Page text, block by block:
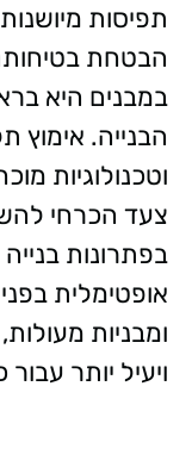
תפיסות
הבטחת
במבנים היא
הבנייה. אימוץ
צעד הכרחי
בפתרונות
אופטימלית
ומבניות
ויעיל יותר עבור